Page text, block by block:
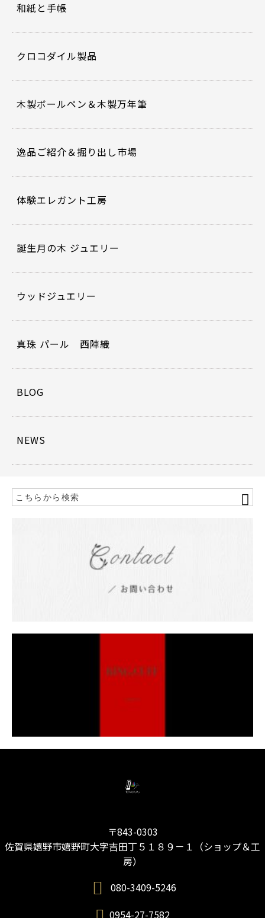
和紙と手帳
クロコダイル製品
木製ボールペン＆木製万年筆
逸品ご紹介＆掘り出し市場
体験エレガント工房
誕生月の木 ジュエリー
ウッドジュエリー
真珠 パール 西陣織
BLOG
NEWS
〒843-0303
佐賀県嬉野市嬉野町大字吉田丁５１８９－１（ショップ＆工
房）
080-3409-5246
0954-27-7582